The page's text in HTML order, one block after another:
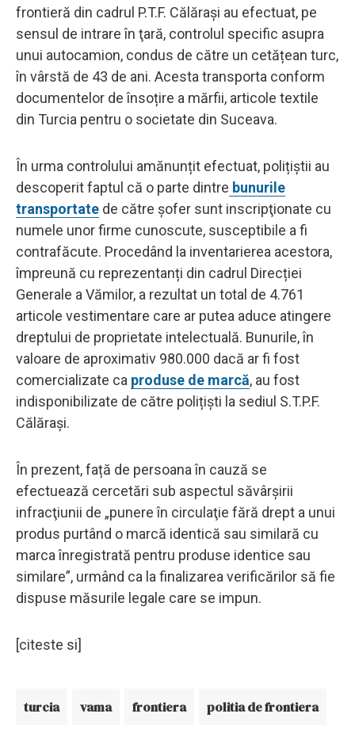
frontieră din cadrul P.T.F. Călărași au efectuat, pe
sensul de intrare în ţară, controlul specific asupra
unui autocamion, condus de către un cetățean turc,
în vârstă de 43 de ani. Acesta transporta conform
documentelor de însoțire a mărfii, articole textile
din Turcia pentru o societate din Suceava.
În urma controlului amănunțit efectuat, polițiștii au
descoperit faptul că o parte dintre bunurile
transportate de către șofer sunt inscripţionate cu
numele unor firme cunoscute, susceptibile a fi
contrafăcute. Procedând la inventarierea acestora,
împreună cu reprezentanți din cadrul Direcției
Generale a Vămilor, a rezultat un total de 4.761
articole vestimentare care ar putea aduce atingere
dreptului de proprietate intelectuală. Bunurile, în
valoare de aproximativ 980.000 dacă ar fi fost
comercializate ca produse de marcă, au fost
indisponibilizate de către polițiști la sediul S.T.P.F.
Călărași.
În prezent, față de persoana în cauză se
efectuează cercetări sub aspectul săvârșirii
infracţiunii de „punere în circulaţie fără drept a unui
produs purtând o marcă identică sau similară cu
marca înregistrată pentru produse identice sau
similare”, urmând ca la finalizarea verificărilor să fie
dispuse măsurile legale care se impun.
[citeste si]
turcia vama frontiera politia de frontiera